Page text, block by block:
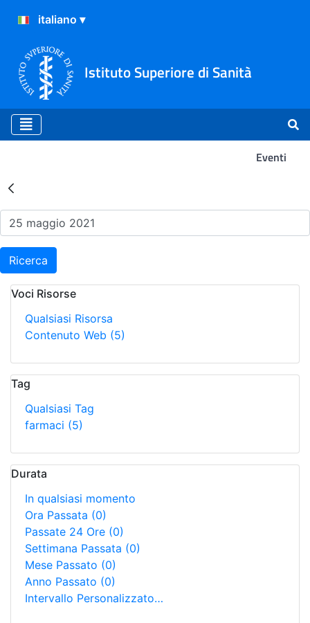
Istituto Superiore di Sanità
Eventi
Risultati della Ricerca -
Ricerca
Voci Risorse
Qualsiasi Risorsa
Contenuto Web (5)
Tag
Qualsiasi Tag
farmaci (5)
Durata
In qualsiasi momento
Ora Passata (0)
Passate 24 Ore (0)
Settimana Passata (0)
Mese Passato (0)
Anno Passato (0)
Intervallo Personalizzato…